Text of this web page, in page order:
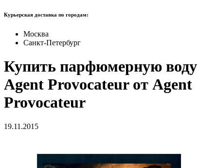
Курьерская доставка по городам:
Москва
Санкт-Петербург
Купить парфюмерную воду
Agent Provocateur от Agent
Provocateur
19.11.2015